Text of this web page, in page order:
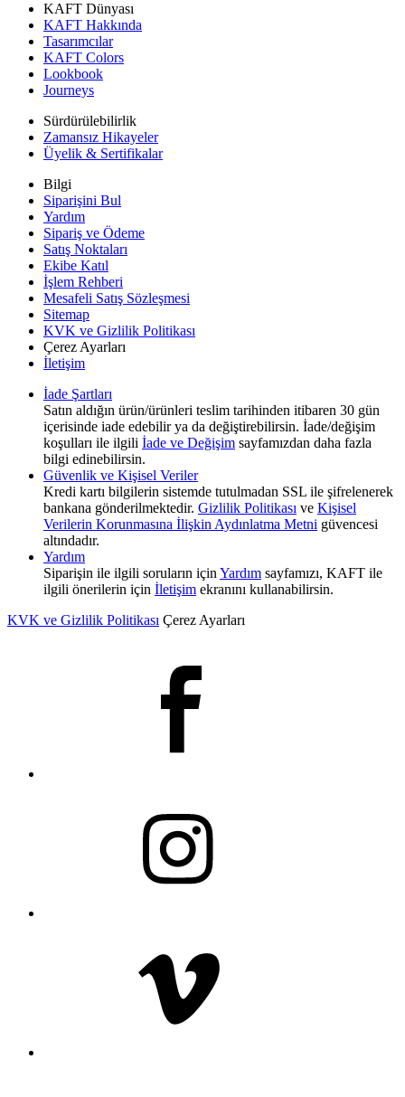
KAFT Dünyası
KAFT Hakkında
Tasarımcılar
KAFT Colors
Lookbook
Journeys
Sürdürülebilirlik
Zamansız Hikayeler
Üyelik & Sertifikalar
Bilgi
Siparişini Bul
Yardım
Sipariş ve Ödeme
Satış Noktaları
Ekibe Katıl
İşlem Rehberi
Mesafeli Satış Sözleşmesi
Sitemap
KVK ve Gizlilik Politikası
Çerez Ayarları
İletişim
İade Şartları
Satın aldığın ürün/ürünleri teslim tarihinden itibaren 30 gün
içerisinde iade edebilir ya da değiştirebilirsin. İade/değişim
koşulları ile ilgili İade ve Değişim sayfamızdan daha fazla
bilgi edinebilirsin.
Güvenlik ve Kişisel Veriler
Kredi kartı bilgilerin sistemde tutulmadan SSL ile şifrelenerek
bankana gönderilmektedir. Gizlilik Politikası ve Kişisel
Verilerin Korunmasına İlişkin Aydınlatma Metni güvencesi
altındadır.
Yardım
Siparişin ile ilgili soruların için Yardım sayfamızı, KAFT ile
ilgili önerilerin için İletişim ekranını kullanabilirsin.
KVK ve Gizlilik Politikası Çerez Ayarları